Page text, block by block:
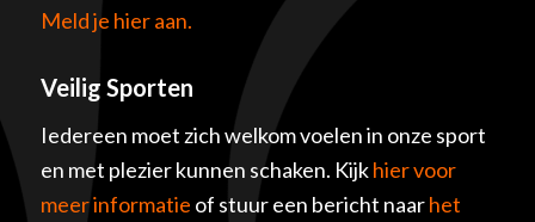
Meld je hier aan.
Veilig Sporten
Iedereen moet zich welkom voelen in onze sport
en met plezier kunnen schaken. Kijkhier voor
meer informatie of stuur een bericht naarhet